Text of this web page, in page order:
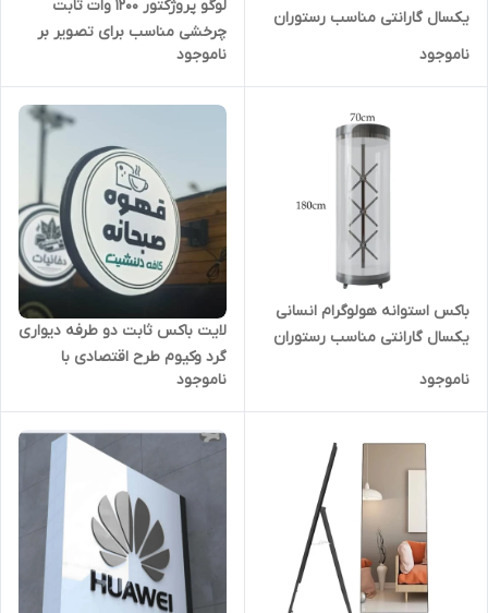
یکسال گارانتی مناسب رستوران
و کافی شاپ و مراکز خرید
ناموجود
لوگو پروژکتور 1200 وات ثابت
چرخشی مناسب برای تصویر بر
روی کوه برای شهرداریها و
ارگانهای دولتی
ناموجود
باکس استوانه هولوگرام انسانی
یکسال گارانتی مناسب رستوران
ناموجود
لایت باکس ثابت دو طرفه دیواری
گرد وکیوم طرح اقتصادی با
گارانتی شرکتی
ناموجود